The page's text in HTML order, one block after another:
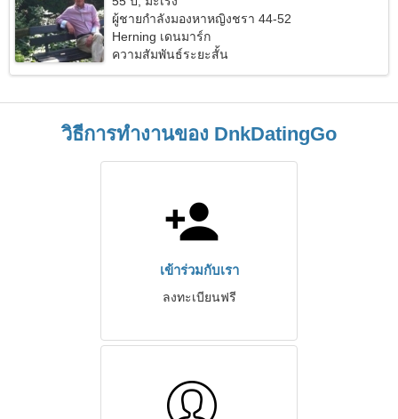
ผู้ชายกำลังมองหาหญิงชรา 44-52
Herning เดนมาร์ก
ความสัมพันธ์ระยะสั้น
วิธีการทำงานของ DnkDatingGo
เข้าร่วมกับเรา
ลงทะเบียนฟรี